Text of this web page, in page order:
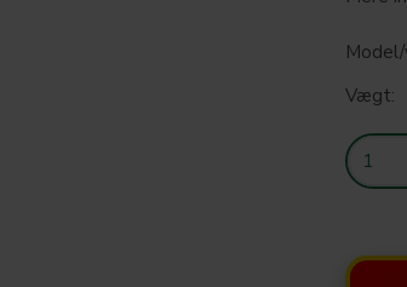
Model/
Vægt: